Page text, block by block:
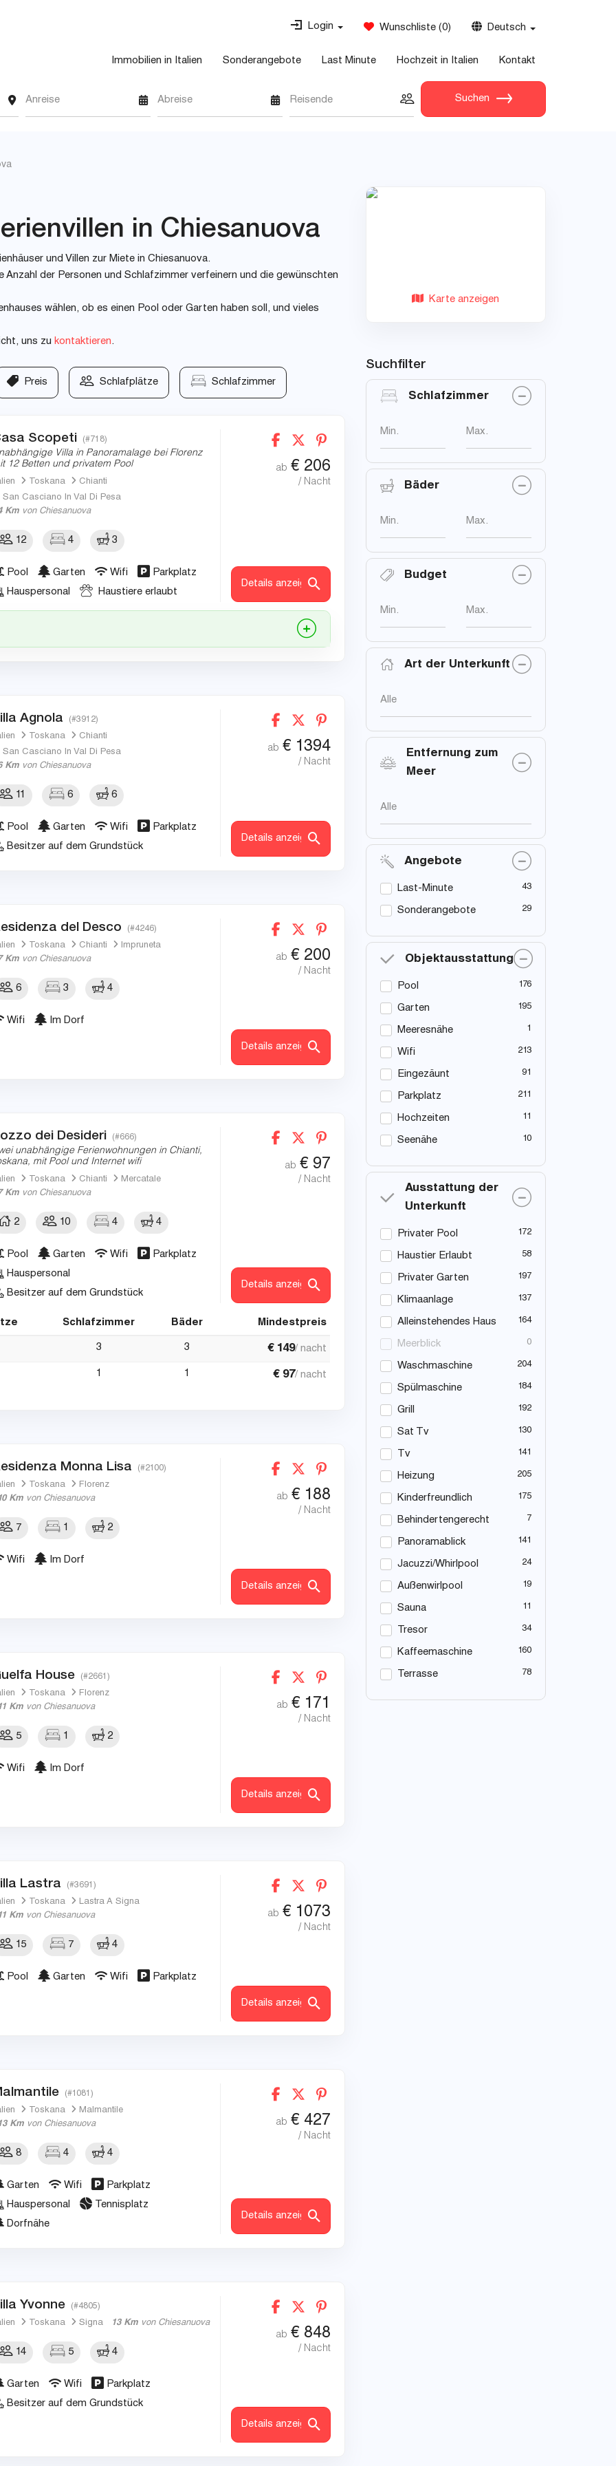
Login Wunschliste (0) Deutsch
Immobilien in Italien Sonderangebote Last Minute Hochzeit in Italien Kontakt
Anreise Abreise Reisende Suchen
in Chiesanuova
und Villen zur Miete in Chiesanuova.
der Personen und Schlafzimmer verfeinern und die gewünschten
wählen, ob es einen Pool oder Garten haben soll, und vieles
uns zu kontaktieren.
Preis Schlafplätze Schlafzimmer
Scopeti (#718)
Villa in Panoramalage bei Florenz
12 Betten und privatem Pool
Toskana
Chianti
San Casciano In Val Di Pesa
Km von Chiesanuova
12 4 3
Pool Garten Wifi
Parkplatz
Hauspersonal
Haustiere erlaubt
ab € 206
/ Nacht
Details anzeigen
Agnola (#3912)
Toskana
Chianti
San Casciano In Val Di Pesa
Km von Chiesanuova
11 6 6
Pool Garten Wifi
Parkplatz
Besitzer auf dem Grundstück
ab € 1394
/ Nacht
Details anzeigen
del Desco (#4246)
Toskana Chianti
Impruneta
Km von Chiesanuova
6 3 4
Wifi Im Dorf
ab € 200
/ Nacht
Details anzeigen
dei Desideri (#666)
unabhängige Ferienwohnungen in Chianti,
mit Pool und Internet wifi
Toskana Chianti
Mercatale
Km von Chiesanuova
2 10 4 4
Pool Garten Wifi
Parkplatz
Hauspersonal
Besitzer auf dem Grundstück
ab € 97
/ Nacht
Details anzeigen
Schlafzimmer Bäder Mindestpreis
3 3 €149/ nacht
1 1 €97/ nacht
Monna Lisa (#2100)
Toskana
Florenz
Km von Chiesanuova
7 1 2
Wifi Im Dorf
ab € 188
/ Nacht
Details anzeigen
House (#2661)
Toskana
Florenz
Km von Chiesanuova
5 1 2
Wifi Im Dorf
ab € 171
/ Nacht
Details anzeigen
Lastra (#3691)
Toskana
Lastra A Signa
Km von Chiesanuova
15 7 4
Pool Garten Wifi Parkplatz
ab € 1073
/ Nacht
Details anzeigen
(#1081)
Toskana
Malmantile
Km von Chiesanuova
8 4 4
Garten Wifi
Parkplatz
Hauspersonal
Tennisplatz
Dorfnähe
ab € 427
/ Nacht
Details anzeigen
Yvonne (#4805)
Toskana Signa 13 Km von Chiesanuova
14 5 4
Garten Wifi
Parkplatz
Besitzer auf dem Grundstück
ab € 848
/ Nacht
Details anzeigen
Karte anzeigen
Suchfilter
Schlafzimmer
Min. Max.
Bäder
Min. Max.
Budget
Min. Max.
Art der Unterkunft
Alle
Entfernung zum
Meer
Alle
Angebote
Last-Minute 43
Sonderangebote 29
Objektausstattung
Pool 176
Garten 195
Meeresnähe 1
Wifi 213
Eingezäunt 91
Parkplatz 211
Hochzeiten 11
Seenähe 10
Ausstattung der
Unterkunft
Privater Pool 172
Haustier Erlaubt 58
Privater Garten 197
Klimaanlage 137
Alleinstehendes Haus 164
Meerblick 0
Waschmaschine 204
Spülmaschine 184
Grill 192
Sat Tv 130
Tv 141
Heizung 205
Kinderfreundlich 175
Behindertengerecht 7
Panoramablick 141
Jacuzzi/Whirlpool 24
Außenwirlpool 19
Sauna 11
Tresor 34
Kaffeemaschine 160
Terrasse 78